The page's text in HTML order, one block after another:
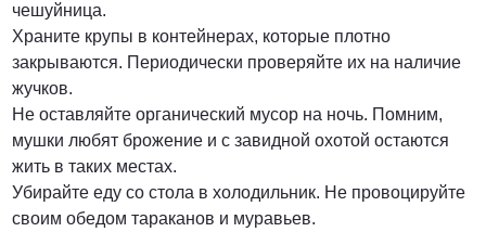
чешуйница.
Храните крупы в контейнерах, которые плотно
закрываются. Периодически проверяйте их на наличие
жучков.
Не оставляйте органический мусор на ночь. Помним,
мушки любят брожение и с завидной охотой остаются
жить в таких местах.
Убирайте еду со стола в холодильник. Не провоцируйте
своим обедом тараканов и муравьев.